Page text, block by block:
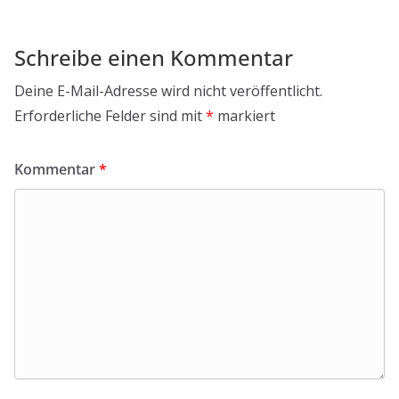
Schreibe einen Kommentar
Deine E-Mail-Adresse wird nicht veröffentlicht.
Erforderliche Felder sind mit* markiert
Kommentar*